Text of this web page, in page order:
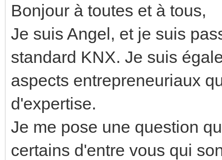
Bonjour à toutes et à tous,
Je suis Angel, et je suis
standard KNX. Je suis
aspects entrepreneuriaux
d'expertise.
Je me pose une question
certains d'entre vous qui